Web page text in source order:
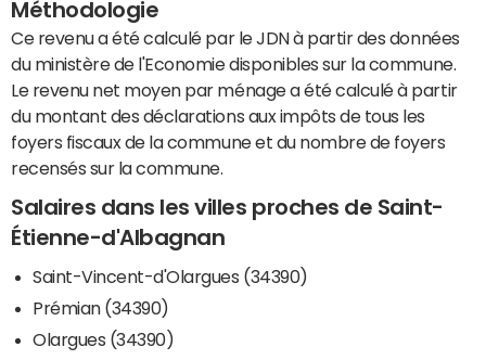
Méthodologie
Ce revenu a été calculé par le JDN à partir des données
du ministère de l'Economie disponibles sur la commune.
Le revenu net moyen par ménage a été calculé à partir
du montant des déclarations aux impôts de tous les
foyers fiscaux de la commune et du nombre de foyers
recensés sur la commune.
Salaires dans les villes proches de Saint-
Étienne-d'Albagnan
Saint-Vincent-d'Olargues (34390)
Prémian (34390)
Olargues (34390)